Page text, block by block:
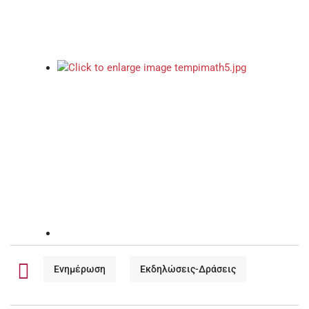
Ενημέρωση Εκδηλώσεις-Δράσεις